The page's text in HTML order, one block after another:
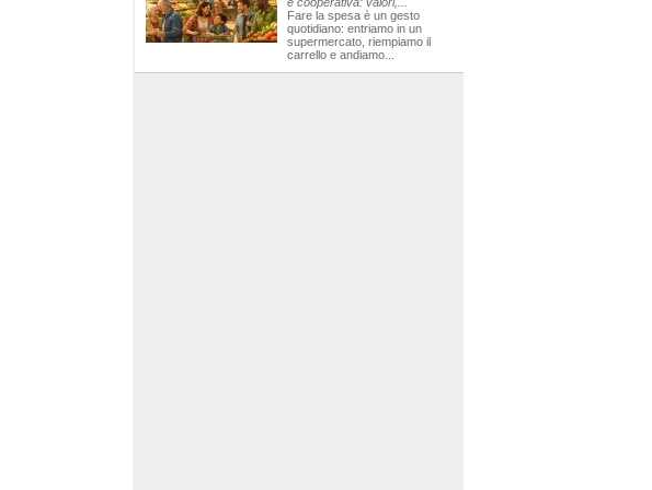
Fare la spesa è un gesto
quotidiano: entriamo in un
supermercato, riempiamo il
carrello e andiamo...